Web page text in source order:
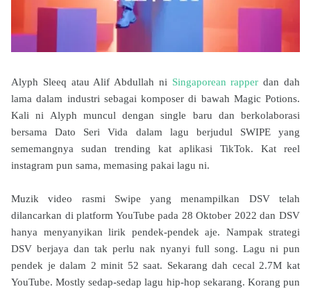
Alyph Sleeq atau Alif Abdullah ni Singaporean rapper dan dah
lama dalam industri sebagai komposer di bawah Magic Potions.
Kali ni Alyph muncul dengan single baru dan berkolaborasi
bersama Dato Seri Vida dalam lagu berjudul SWIPE yang
sememangnya sudan trending kat aplikasi TikTok. Kat reel
instagram pun sama, memasing pakai lagu ni.
Muzik video rasmi Swipe yang menampilkan DSV telah
dilancarkan di platform YouTube pada 28 Oktober 2022 dan DSV
hanya menyanyikan lirik pendek-pendek aje. Nampak strategi
DSV berjaya dan tak perlu nak nyanyi full song. Lagu ni pun
pendek je dalam 2 minit 52 saat. Sekarang dah cecal 2.7M kat
YouTube. Mostly sedap-sedap lagu hip-hop sekarang. Korang pun